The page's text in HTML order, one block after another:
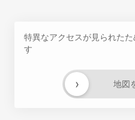
特異なアクセスが見られた
す
地図
›